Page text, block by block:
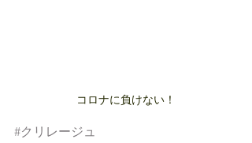
コロナに負けない！
#クリレージュ